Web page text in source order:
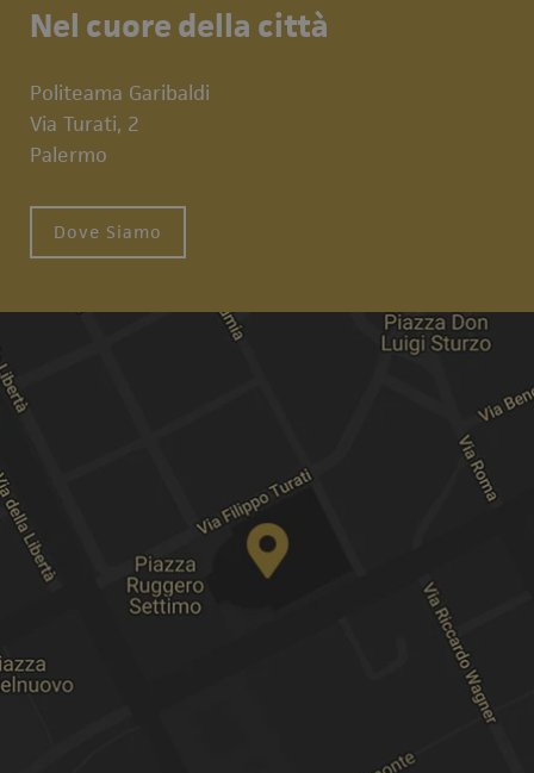
Nel cuore della città
Politeama Garibaldi
Via Turati, 2
Palermo
Dove Siamo